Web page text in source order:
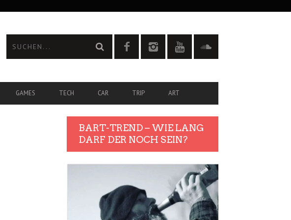
GAMES TECH CAR TRIP ART
BART-TREND – WIE LANG
DARF DER NOCH SEIN?